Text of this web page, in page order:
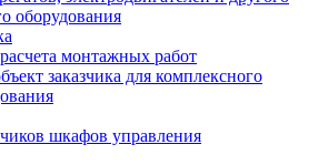
оборудования
монтажных работ
заказчика для комплексного
шкафов управления